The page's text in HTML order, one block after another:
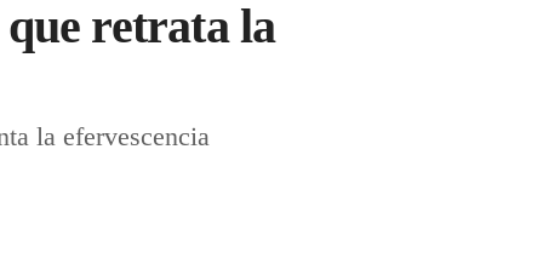
retrata la
la efervescencia